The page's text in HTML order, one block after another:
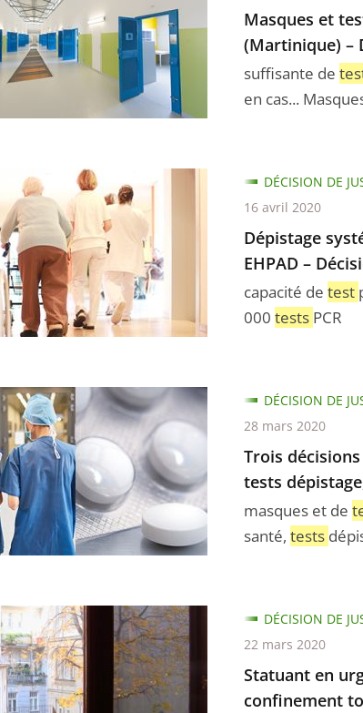
Masques et
(Martinique) –
suffisante de
en cas...
Dépistage
EHPAD –
capacité de test
000 tests PCR
DÉCISION DE
16 avril 2020
Trois
tests
masques et de
santé, tests
DÉCISION DE
28 mars 2020
Statuant en
confinement
DÉCISION DE
22 mars 2020